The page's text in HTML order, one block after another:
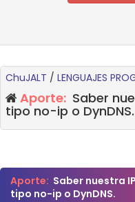
ChuJALT / LENGUAJES
Aporte: Saber
tipo no-ip o DynDNS.
Aporte: Saber nuestra
tipo no-ip o DynDNS.